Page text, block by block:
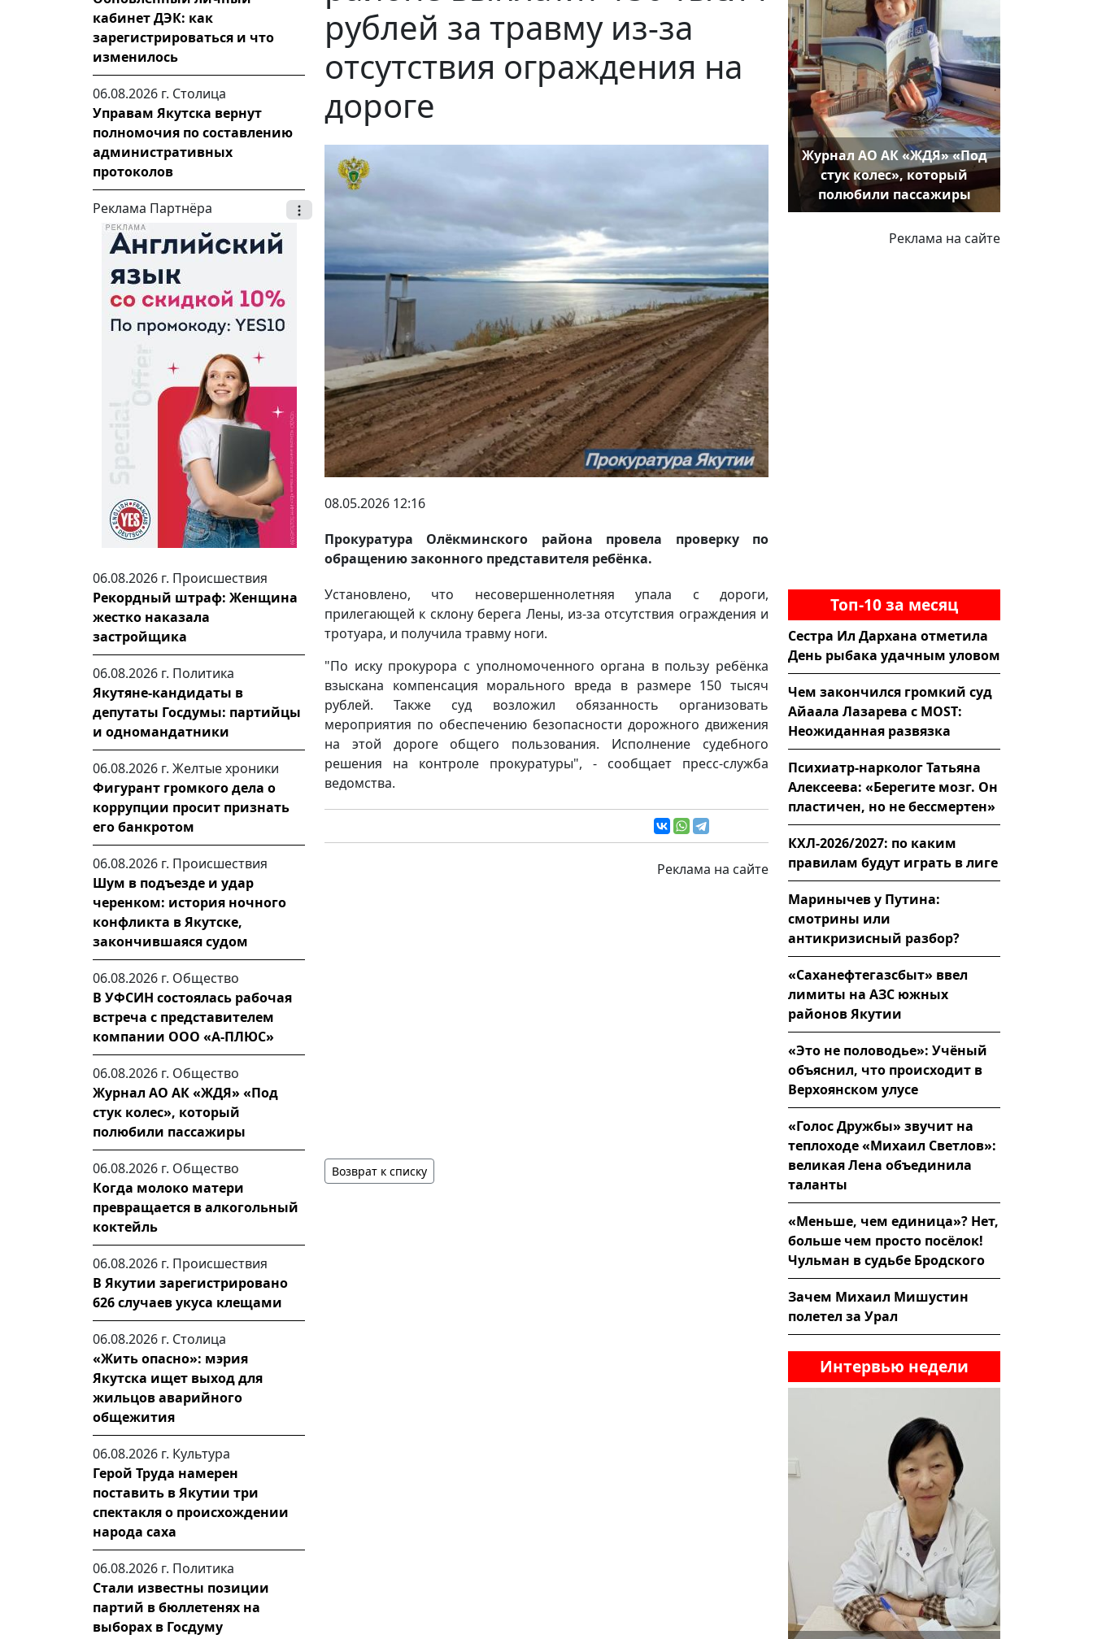
кабинет ДЭК: как
зарегистрироваться и что
изменилось
06.08.2026 г. Столица
Управам Якутска вернут
полномочия по составлению
административных
протоколов
Реклама Партнёра
06.08.2026 г. Происшествия
Рекордный штраф: Женщина
жестко наказала
застройщика
06.08.2026 г. Политика
Якутяне-кандидаты в
депутаты Госдумы: партийцы
и одномандатники
06.08.2026 г. Желтые хроники
Фигурант громкого дела о
коррупции просит признать
его банкротом
06.08.2026 г. Происшествия
Шум в подъезде и удар
черенком: история ночного
конфликта в Якутске,
закончившаяся судом
06.08.2026 г. Общество
В УФСИН состоялась рабочая
встреча с представителем
компании ООО «А-ПЛЮС»
06.08.2026 г. Общество
Журнал АО АК «ЖДЯ» «Под
стук колес», который
полюбили пассажиры
06.08.2026 г. Общество
Когда молоко матери
превращается в алкогольный
коктейль
06.08.2026 г. Происшествия
В Якутии зарегистрировано
626 случаев укуса клещами
06.08.2026 г. Столица
«Жить опасно»: мэрия
Якутска ищет выход для
жильцов аварийного
общежития
06.08.2026 г. Культура
Герой Труда намерен
поставить в Якутии три
спектакля о происхождении
народа саха
06.08.2026 г. Политика
Стали известны позиции
партий в бюллетенях на
выборах в Госдуму
рублей за травму из-за
отсутствия ограждения на
дороге
08.05.2026 12:16
Прокуратура Олёкминского района провела проверку по
обращению законного представителя ребёнка.
Установлено, что несовершеннолетняя упала с дороги,
прилегающей к склону берега Лены, из-за отсутствия ограждения и
тротуара, и получила травму ноги.
"По иску прокурора с уполномоченного органа в пользу ребёнка
взыскана компенсация морального вреда в размере 150 тысяч
рублей. Также суд возложил обязанность организовать
мероприятия по обеспечению безопасности дорожного движения
на этой дороге общего пользования. Исполнение судебного
решения на контроле прокуратуры", - сообщает пресс-служба
ведомства.
Реклама на сайте
Возврат к списку
Журнал АО АК «ЖДЯ» «Под
стук колес», который
полюбили пассажиры
Реклама на сайте
Топ-10 за месяц
Сестра Ил Дархана отметила
День рыбака удачным уловом
Чем закончился громкий суд
Айаала Лазарева с MOST:
Неожиданная развязка
Психиатр-нарколог Татьяна
Алексеева: «Берегите мозг. Он
пластичен, но не бессмертен»
КХЛ-2026/2027: по каким
правилам будут играть в лиге
Маринычев у Путина:
смотрины или
антикризисный разбор?
«Саханефтегазсбыт» ввел
лимиты на АЗС южных
районов Якутии
«Это не половодье»: Учёный
объяснил, что происходит в
Верхоянском улусе
«Голос Дружбы» звучит на
теплоходе «Михаил Светлов»:
великая Лена объединила
таланты
«Меньше, чем единица»? Нет,
больше чем просто посёлок!
Чульман в судьбе Бродского
Зачем Михаил Мишустин
полетел за Урал
Интервью недели